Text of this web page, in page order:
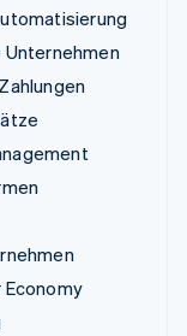
Unternehmen